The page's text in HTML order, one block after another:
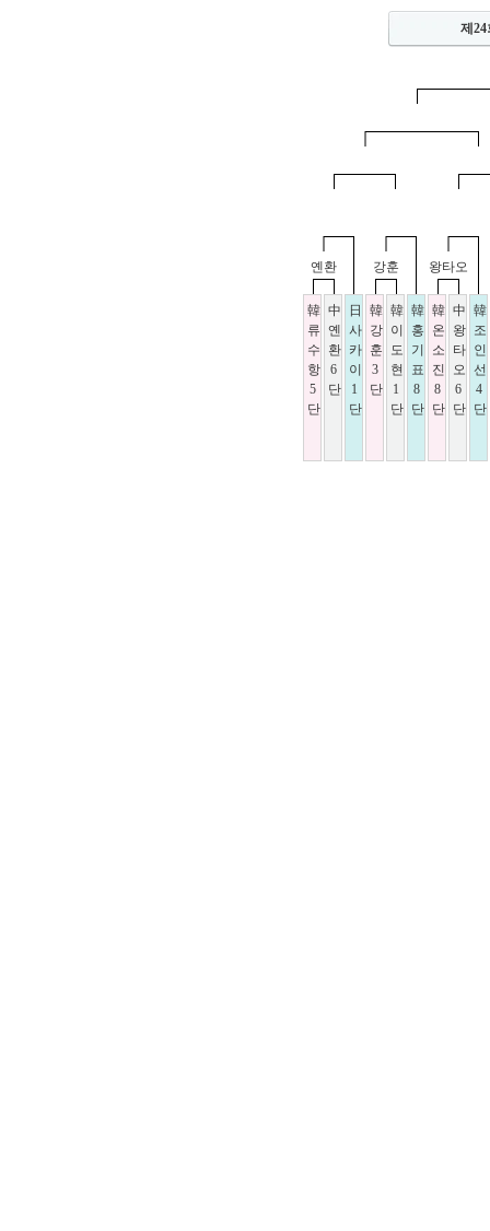
제
옌환
韓
류
수
항
5
단
中
옌
환
6
단
日
사
카
이
1
단
강훈
韓
강
훈
3
단
韓
이
도
현
1
단
韓
홍
기
표
8
단
왕타오
韓
온
소
진
8
단
中
왕
타
오
6
단
韓
조
인
선
4
단